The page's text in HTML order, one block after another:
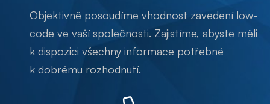
Objektivně posoudíme vhodnost zavedení low-
code ve vaší společnosti. Zajistíme, abyste měli
k dispozici všechny informace potřebné
k dobrému rozhodnutí.